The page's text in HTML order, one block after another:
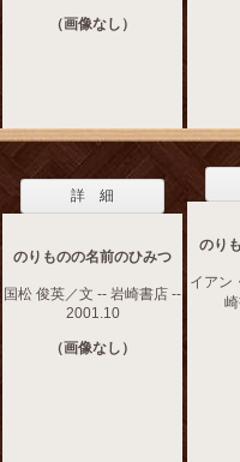
（画像なし）
詳 細
のりものの名前のひみつ
国松 俊英／文 -- 岩崎書店 --
2001.10
（画像なし）
のり
イアン